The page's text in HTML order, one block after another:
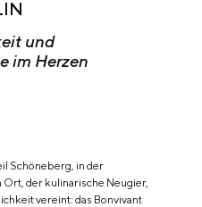
und
im Herzen
Schöneberg, in der
der kulinarische Neugier,
vereint: das Bonvivant